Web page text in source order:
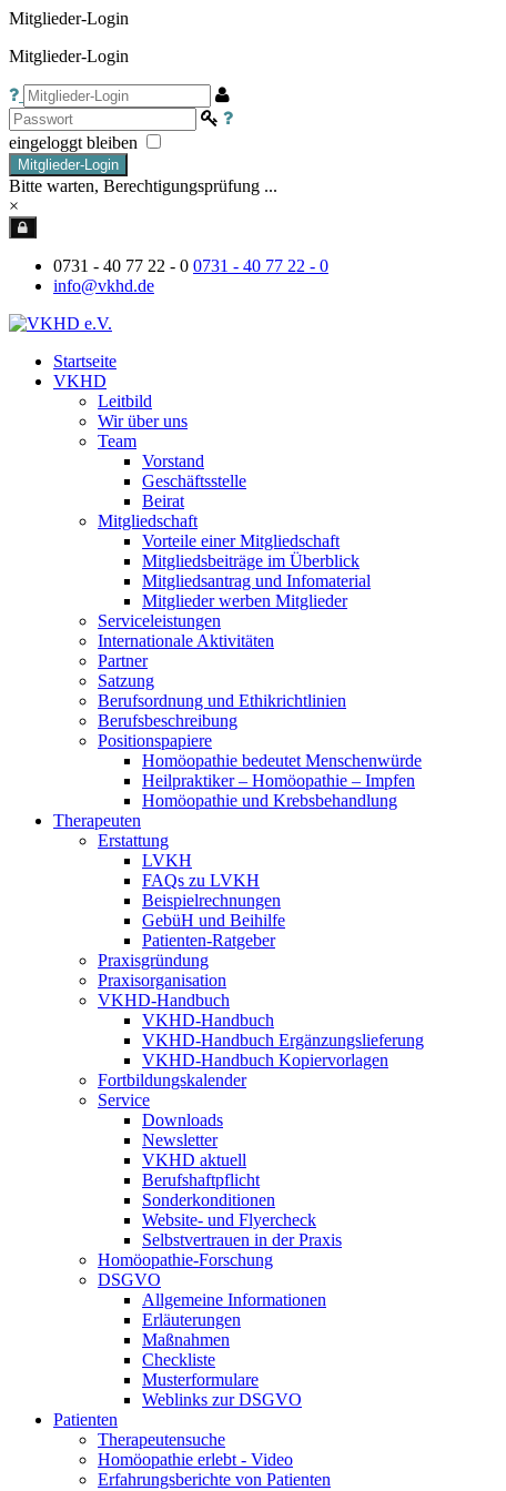
Mitglieder-Login
Mitglieder-Login
eingeloggt bleiben
Mitglieder-Login
Bitte warten, Berechtigungsprüfung ...
×
0731 - 40 77 22 - 0 0731 - 40 77 22 - 0
info@vkhd.de
Startseite
VKHD
Leitbild
Wir über uns
Team
Vorstand
Geschäftsstelle
Beirat
Mitgliedschaft
Vorteile einer Mitgliedschaft
Mitgliedsbeiträge im Überblick
Mitgliedsantrag und Infomaterial
Mitglieder werben Mitglieder
Serviceleistungen
Internationale Aktivitäten
Partner
Satzung
Berufsordnung und Ethikrichtlinien
Berufsbeschreibung
Positionspapiere
Homöopathie bedeutet Menschenwürde
Heilpraktiker – Homöopathie – Impfen
Homöopathie und Krebsbehandlung
Therapeuten
Erstattung
LVKH
FAQs zu LVKH
Beispielrechnungen
GebüH und Beihilfe
Patienten-Ratgeber
Praxisgründung
Praxisorganisation
VKHD-Handbuch
VKHD-Handbuch
VKHD-Handbuch Ergänzungslieferung
VKHD-Handbuch Kopiervorlagen
Fortbildungskalender
Service
Downloads
Newsletter
VKHD aktuell
Berufshaftpflicht
Sonderkonditionen
Website- und Flyercheck
Selbstvertrauen in der Praxis
Homöopathie-Forschung
DSGVO
Allgemeine Informationen
Erläuterungen
Maßnahmen
Checkliste
Musterformulare
Weblinks zur DSGVO
Patienten
Therapeutensuche
Homöopathie erlebt - Video
Erfahrungsberichte von Patienten